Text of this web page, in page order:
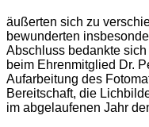
äußerten sich zu
bewunderten
Abschluss bedankte
beim Ehrenmitglied Dr.
Aufarbeitung des
Bereitschaft, die
im abgelaufenen Jahr